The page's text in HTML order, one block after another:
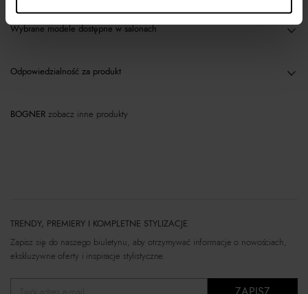
Wybrane modele dostępne w salonach
Odpowiedzialność za produkt
BOGNER zobacz inne produkty
TRENDY, PREMIERY I KOMPLETNE STYLIZACJE
Zapisz się do naszego biuletynu, aby otrzymywać informacje o nowościach,
ekskluzywne oferty i inspiracje stylistyczne.